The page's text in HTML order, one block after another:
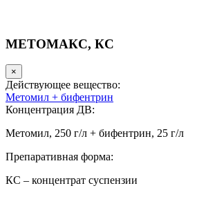
МЕТОМАКС, КС
×
Действующее вещество:
Метомил + бифентрин
Концентрация ДВ:
Метомил, 250 г/л + бифентрин, 25 г/л
Препаративная форма:
КС – концентрат суспензии